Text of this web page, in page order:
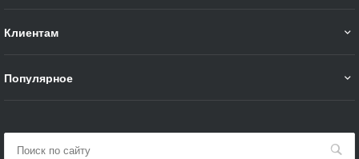
Клиентам
Популярное